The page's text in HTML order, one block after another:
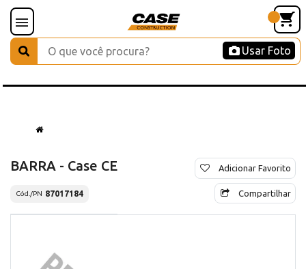
Usar Foto
BARRA - Case CE
Cód./PN 87017184
Adicionar Favorito
Compartilhar